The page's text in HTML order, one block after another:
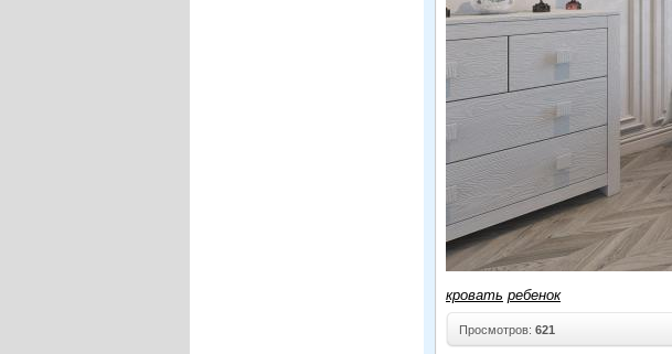
кровать ребенок
Просмотров: 621